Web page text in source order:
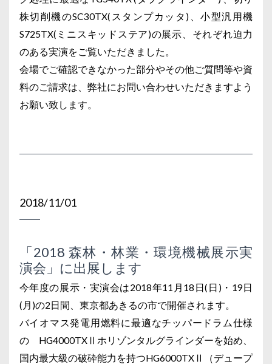
株切削機のSC30TX(スタンプカッタ)、小型汎用機
S725TX(ミニスキッドステア)の展示、それぞれ迫力
のある実演をご覧いただきました。
会場でご確認できなかった部分やその他ご質問等や資
料のご請求は、弊社にお問い合わせいただきますよう
お願い致します。
2018/11/01
「2018 森林・林業・環境機械展示実
演会」に出展します
今年度の展示・実演会は2018年11月18日(日)・19日
(月)の2日間、東京都あきるの市で開催されます。
バイオマス発電用燃料に最適なチッパードラム仕様
の HG4000TXⅡホリゾンタルグラインダーを始め、
国内最大級の破砕能力を持つHG6000TXⅡ（デュープ